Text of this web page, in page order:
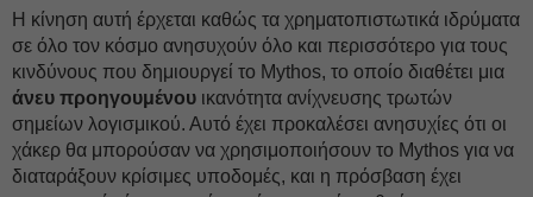
Η κίνηση αυτή έρχεται καθώς τα χρηματοπιστωτικά ιδρύματα
σε όλο τον κόσμο ανησυχούν όλο και περισσότερο για τους
κινδύνους που δημιουργεί το Mythos, το οποίο διαθέτει μια
άνευ προηγουμένου ικανότητα ανίχνευσης τρωτών
σημείων λογισμικού. Αυτό έχει προκαλέσει ανησυχίες ότι οι
χάκερ θα μπορούσαν να χρησιμοποιήσουν το Mythos για να
διαταράξουν κρίσιμες υποδομές, και η πρόσβαση έχει